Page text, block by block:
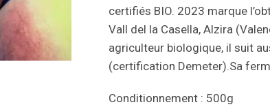
certifiés BIO. 2023 marque
Vall del la Casella, Alzira
agriculteur biologique, il suit
(certification Demeter).Sa
Conditionnement : 500g